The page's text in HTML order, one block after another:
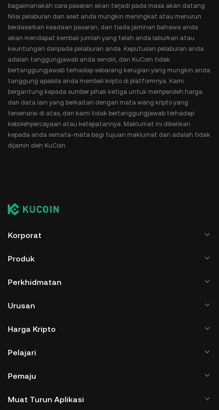
bagaimanakah cara pasaran akan terjadi pada masa akan datang.
Nilai pelaburan dan aset anda mungkin meningkat atau menurun
berdasarkan keadaan pasaran, dan tiada jaminan bahawa anda
akan mendapat kembali jumlah yang telah anda laburkan atau
keuntungan daripada pelaburan anda. Keputusan pelaburan anda
adalah tanggungjawab anda sendiri, dan KuCoin tidak
bertanggungjawab terhadap sebarang kerugian yang mungkin anda
tanggung apabila anda membeli kripto di platformnya. Kami
bergantung kepada sumber pihak ketiga untuk memperoleh harga
dan data lain yang berkaitan dengan mata wang kripto yang
tersenarai di atas, dan kami tidak bertanggungjawab terhadap
kebolehpercayaan atau ketepatannya. Maklumat ini diberikan
kepada anda semata-mata bagi tujuan maklumat dan adalah tidak
dijamin oleh KuCoin.
Korporat
Produk
Perkhidmatan
Urusan
Harga Kripto
Pelajari
Pemaju
Muat Turun Aplikasi